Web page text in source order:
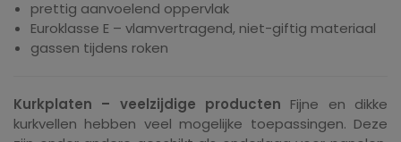
prettig aanvoelend oppervlak
Euroklasse E – vlamvertragend, niet-giftig materiaal
gassen tijdens roken
Kurkplaten – veelzijdige producten Fijne en dikke
kurkvellen hebben veel mogelijke toepassingen. Deze